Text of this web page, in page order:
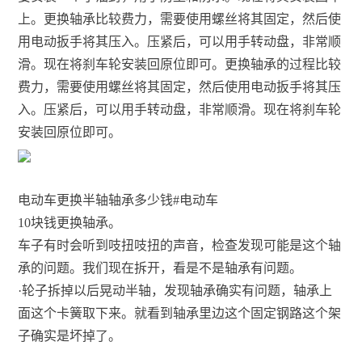
上。更换轴承比较费力，需要使用螺丝将其固定，然后使
用电动扳手将其压入。压紧后，可以用手转动盘，非常顺
滑。现在将刹车轮安装回原位即可。更换轴承的过程比较
费力，需要使用螺丝将其固定，然后使用电动扳手将其压
入。压紧后，可以用手转动盘，非常顺滑。现在将刹车轮
安装回原位即可。
电动车更换半轴轴承多少钱#电动车
10块钱更换轴承。
车子有时会听到吱扭吱扭的声音，检查发现可能是这个轴
承的问题。我们现在拆开，看是不是轴承有问题。
·轮子拆掉以后晃动半轴，发现轴承确实有问题，轴承上
面这个卡簧取下来。就看到轴承里边这个固定钢路这个架
子确实是坏掉了。